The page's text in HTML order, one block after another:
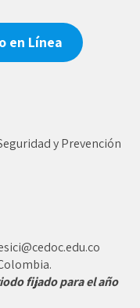
en Línea
y Prevención
fijado para el año